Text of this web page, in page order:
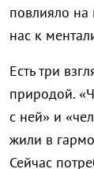
повлияло на
нас к
Есть три
природой.
с ней» и
жили в
Сейчас